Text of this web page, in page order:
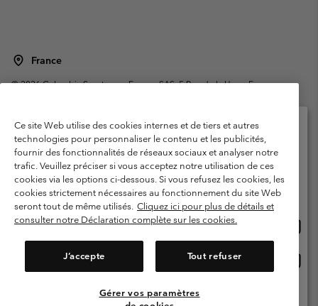
France
©2026Columbia Sportswear Europe SAS. 5 Rue de la Haye, Espace
Garanties Légales
Politique de confidentialité
Conditions d'utilisation - Membres
Conditions D'utilisation - Contenu généré par l'utilisateur
Impressum
Cookies
Public CBCR
Service client: Lun - Sam de 9h à 13h et de 14h à 18h
Ce site Web utilise des cookies internes et de tiers et autres
technologies pour personnaliser le contenu et les publicités,
fournir des fonctionnalités de réseaux sociaux et analyser notre
trafic. Veuillez préciser si vous acceptez notre utilisation de ces
cookies via les options ci-dessous. Si vous refusez les cookies, les
cookies strictement nécessaires au fonctionnement du site Web
seront tout de même utilisés. Cliquez ici pour plus de détails et
consulter notre Déclaration complète sur les cookies.
J’accepte Tout refuser
Gérer vos paramètres
Veuillez sélectionner votre pays d’expédition et
votre langue
Achats en ligne disponibles
United States
ligne
France
Voir Tous Les Pays